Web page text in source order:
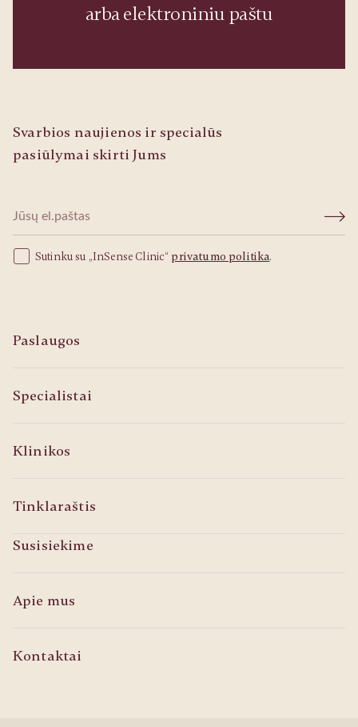
arba elektroniniu paštu
Svarbios naujienos ir specialūs
pasiūlymai skirti Jums
Sutinku su „InSense Clinic“ privatumo politika.
Paslaugos
Specialistai
Klinikos
Tinklaraštis
Susisiekime
Apie mus
Kontaktai